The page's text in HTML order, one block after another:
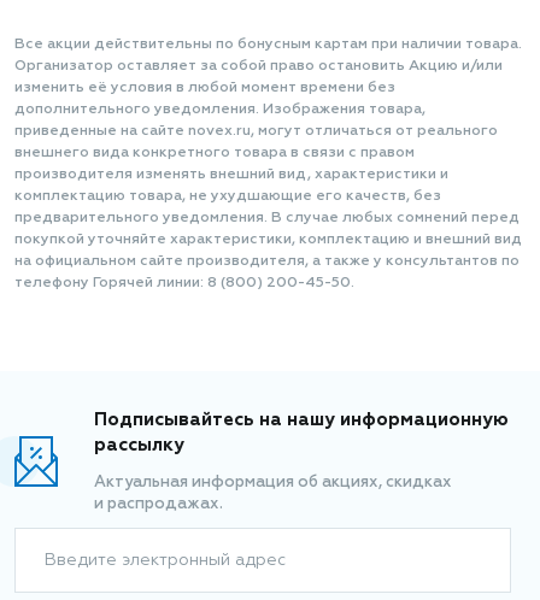
Все акции действительны по бонусным картам при наличии товара.
Организатор оставляет за собой право остановить Акцию и/или
изменить её условия в любой момент времени без
дополнительного уведомления. Изображения товара,
приведенные на сайте novex.ru, могут отличаться от реального
внешнего вида конкретного товара в связи с правом
производителя изменять внешний вид, характеристики и
комплектацию товара, не ухудшающие его качеств, без
предварительного уведомления. В случае любых сомнений перед
покупкой уточняйте характеристики, комплектацию и внешний вид
на официальном сайте производителя, а также у консультантов по
телефону Горячей линии: 8 (800) 200-45-50.
Подписывайтесь на нашу информационную
рассылку
Актуальная информация об акциях, скидках
и распродажах.
Введите электронный адрес